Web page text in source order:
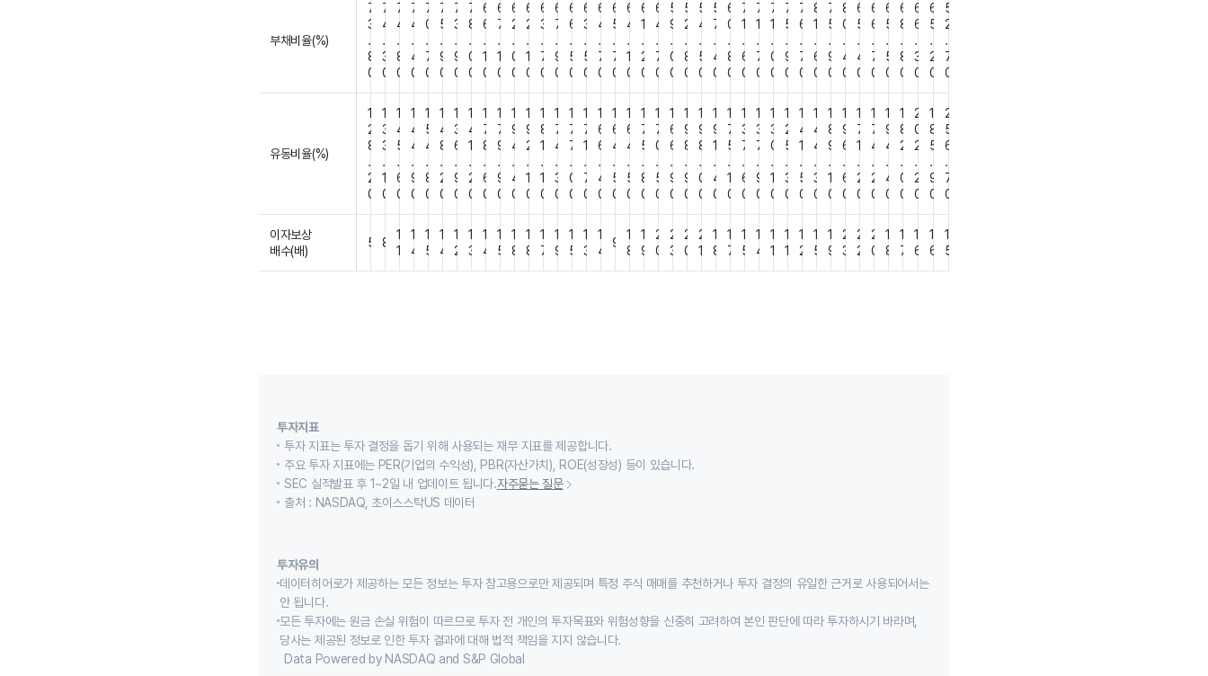
부채비율(%)
7
3
.
8
0
7
4
.
3
0
7
4
.
8
0
7
4
.
4
0
7
0
.
7
0
7
5
.
9
0
7
3
.
9
0
7
8
.
0
0
6
6
.
1
0
6
7
.
1
0
6
2
.
0
0
6
2
.
1
0
6
3
.
7
0
6
7
.
9
0
6
6
.
5
0
6
3
.
5
0
6
4
.
7
0
6
5
.
7
0
6
4
.
1
0
6
1
.
2
0
6
4
.
7
0
5
9
.
0
0
5
2
.
8
0
5
4
.
5
0
5
7
.
4
0
6
0
.
8
0
7
1
.
6
0
7
1
.
7
0
7
1
.
0
0
7
5
.
9
0
7
6
.
7
0
8
1
.
6
0
7
5
.
9
0
8
0
.
4
0
6
5
.
4
0
6
6
.
7
0
6
5
.
5
0
6
8
.
8
0
6
6
.
3
0
6
5
.
2
0
5
2
.
7
0
유동비율(%)
1
2
8
.
2
0
1
3
3
.
1
0
1
4
5
.
6
0
1
4
4
.
9
0
1
5
4
.
8
0
1
4
8
.
2
0
1
3
6
.
9
0
1
4
1
.
2
0
1
7
8
.
6
0
1
7
9
.
9
0
1
9
4
.
4
0
1
9
2
.
1
0
1
8
1
.
1
0
1
7
4
.
3
0
1
7
7
.
0
0
1
7
1
.
7
0
1
6
6
.
4
0
1
6
4
.
5
0
1
6
4
.
5
0
1
7
5
.
8
0
1
7
0
.
5
0
1
6
6
.
9
0
1
9
8
.
9
0
1
9
8
.
0
0
1
9
1
.
4
0
1
7
5
.
1
0
1
3
7
.
6
0
1
3
7
.
9
0
1
3
0
.
1
0
1
2
5
.
3
0
1
4
1
.
5
0
1
4
4
.
3
0
1
8
9
.
1
0
1
9
6
.
6
0
1
7
1
.
2
0
1
7
4
.
2
0
1
9
4
.
4
0
1
8
2
.
0
0
2
0
2
.
2
0
1
8
5
.
9
0
2
5
6
.
7
0
이자보상
배수(배)
5 8
1
1
1
4
1
5
1
4
1
2
1
3
1
4
1
5
1
8
1
8
1
7
1
9
1
5
1
3
1
4
9
1
8
1
9
2
0
2
3
2
0
2
1
1
8
1
7
1
5
1
4
1
1
1
1
1
2
1
5
1
9
2
3
2
2
2
0
1
8
1
7
1
6
1
6
1
5
투자지표
투자 지표는 투자 결정을 돕기 위해 사용되는 재무 지표를 제공합니다.
주요 투자 지표에는 PER(기업의 수익성), PBR(자산가치), ROE(성장성) 등이 있습니다.
SEC 실적발표 후 1~2일 내 업데이트 됩니다.자주묻는 질문
출처 : NASDAQ, 초이스스탁US 데이터
투자유의
데이터히어로가 제공하는 모든 정보는 투자 참고용으로만 제공되며 특정 주식 매매를 추천하거나 투자 결정의 유일한 근거로 사용되어서는
안 됩니다.
모든 투자에는 원금 손실 위험이 따르므로 투자 전 개인의 투자목표와 위험성향을 신중히 고려하여 본인 판단에 따라 투자하시기 바라며,
당사는 제공된 정보로 인한 투자 결과에 대해 법적 책임을 지지 않습니다.
Data Powered by NASDAQ and S&P Global